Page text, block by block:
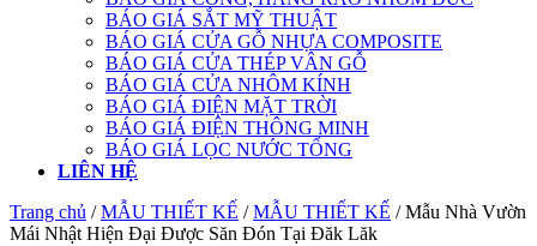
BÁO GIÁ SẮT MỸ THUẬT
BÁO GIÁ CỬA GỖ NHỰA COMPOSITE
BÁO GIÁ CỬA THÉP VÂN GỖ
BÁO GIÁ CỬA NHÔM KÍNH
BÁO GIÁ ĐIỆN MẶT TRỜI
BÁO GIÁ ĐIỆN THÔNG MINH
BÁO GIÁ LỌC NƯỚC TỔNG
LIÊN HỆ
Trang chủ /MẪU THIẾT KẾ /MẪU THIẾT KẾ / Mẫu Nhà Vườn
Mái Nhật Hiện Đại Được Săn Đón Tại Đăk Lăk